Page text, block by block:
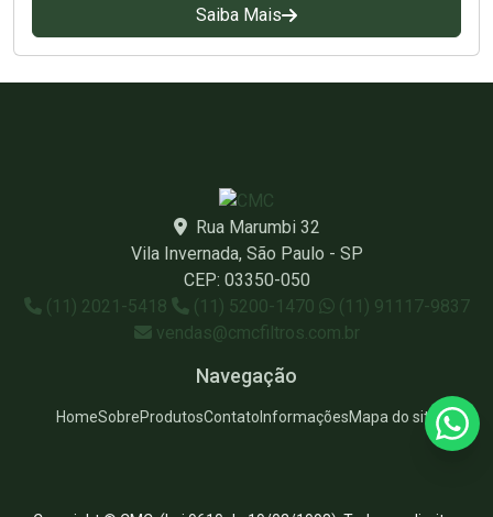
Saiba Mais
Rua Marumbi 32
Vila Invernada, São Paulo - SP
CEP: 03350-050
(11) 2021-5418
(11) 5200-1470
(11) 91117-9837
vendas@cmcfiltros.com.br
Navegação
HomeSobreProdutosContato InformaçõesMapa do site